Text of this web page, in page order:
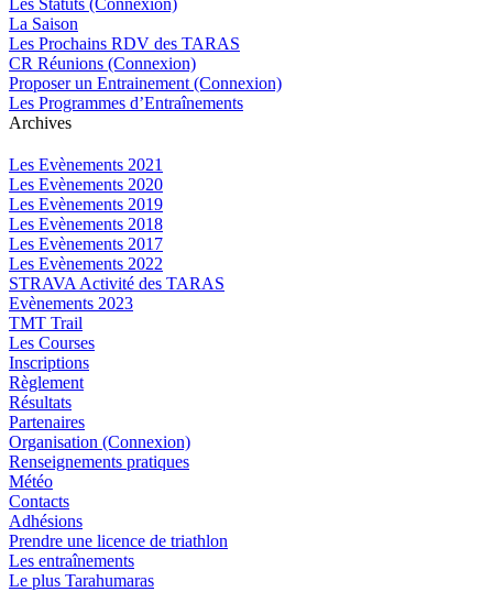
Les Statuts (Connexion)
La Saison
Les Prochains RDV des TARAS
CR Réunions (Connexion)
Proposer un Entrainement (Connexion)
Les Programmes d’Entraînements
Archives
Les Evènements 2021
Les Evènements 2020
Les Evènements 2019
Les Evènements 2018
Les Evènements 2017
Les Evènements 2022
STRAVA Activité des TARAS
Evènements 2023
TMT Trail
Les Courses
Inscriptions
Règlement
Résultats
Partenaires
Organisation (Connexion)
Renseignements pratiques
Météo
Contacts
Adhésions
Prendre une licence de triathlon
Les entraînements
Le plus Tarahumaras